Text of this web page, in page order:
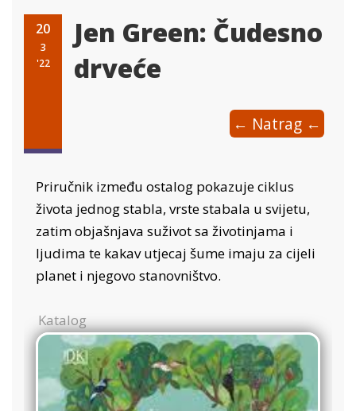
20
3
'22
Jen Green: Čudesno
drveće
← Natrag ←
Priručnik između ostalog pokazuje ciklus
života jednog stabla, vrste stabala u svijetu,
zatim objašnjava suživot sa životinjama i
ljudima te kakav utjecaj šume imaju za cijeli
planet i njegovo stanovništvo.
Katalog